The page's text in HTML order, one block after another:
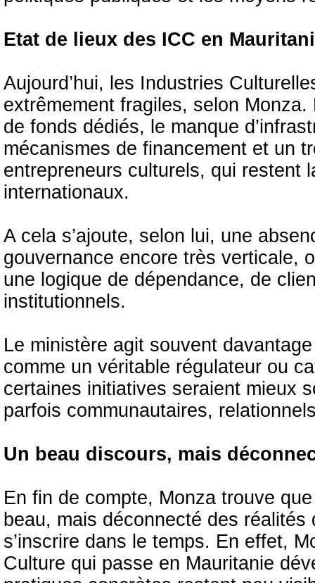
Etat de lieux des ICC en
Aujourd’hui, les Industries
extrêmement fragiles, selon
de fonds dédiés, le manque
mécanismes de financement et un
entrepreneurs culturels, qui restent
internationaux.
A cela s’ajoute, selon lui, une
gouvernance encore très verticale,
une logique de dépendance, de
institutionnels.
Le ministère agit souvent
comme un véritable régulateur ou
certaines initiatives seraient mieux
parfois communautaires,
Un beau discours, mais
En fin de compte, Monza trouve
beau, mais déconnecté des
s’inscrire dans le temps. En effet,
Culture qui passe en Mauritanie